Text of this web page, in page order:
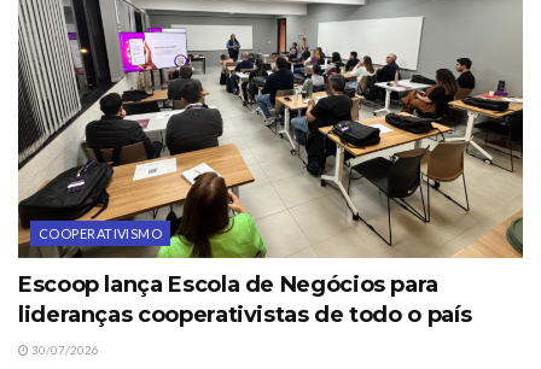
COOPERATIVISMO
Escoop lança Escola de Negócios para
lideranças cooperativistas de todo o país
30/07/2026